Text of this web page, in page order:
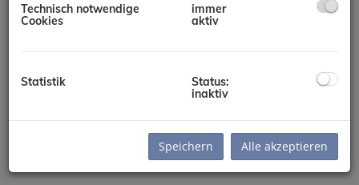
KAUF
Technisch notwendige
Cookies
immer
aktiv
Statistik
Status:
inaktiv
Speichern Alle akzeptieren